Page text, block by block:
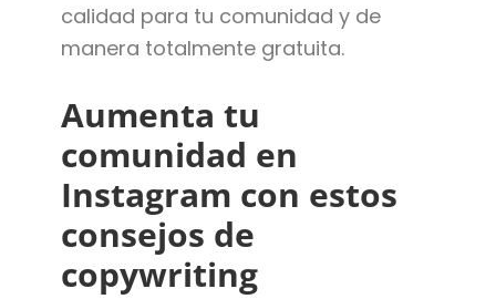
calidad para tu comunidad y de
manera totalmente gratuita.
Aumenta tu
comunidad en
Instagram con estos
consejos de
copywriting